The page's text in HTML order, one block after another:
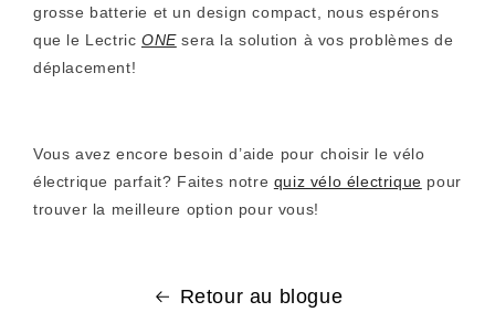
grosse batterie et un design compact, nous espérons
que le Lectric ONEsera la solution à vos problèmes de
déplacement!
Vous avez encore besoin d’aide pour choisir le vélo
électrique parfait? Faites notre quiz vélo électrique pour
trouver la meilleure option pour vous!
Retour au blogue